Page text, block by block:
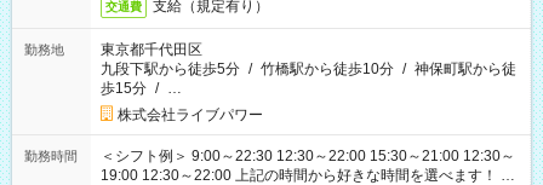
交通費 支給（規定有り）
勤務地
東京都千代田区
九段下駅から徒歩5分 / 竹橋駅から徒歩10分 / 神保町駅から徒
歩15分 / …
株式会社ライブパワー
勤務時間
＜シフト例＞ 9:00～22:30 12:30～22:00 15:30～21:00 12:30～
19:00 12:30～22:00 上記の時間から好きな時間を選べます！ ※